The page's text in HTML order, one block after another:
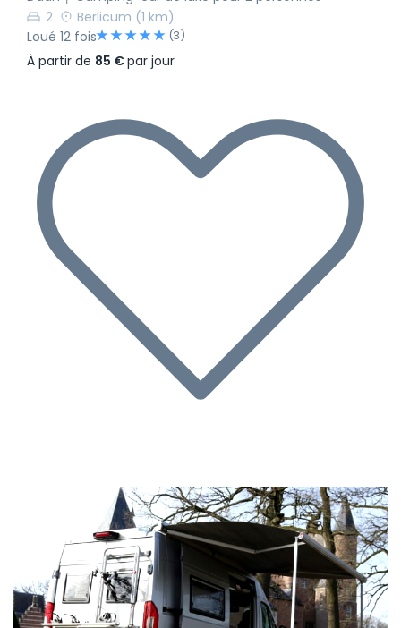
2
Berlicum (1 km)
Loué 12 fois
(3)
À partir de 85 €par jour